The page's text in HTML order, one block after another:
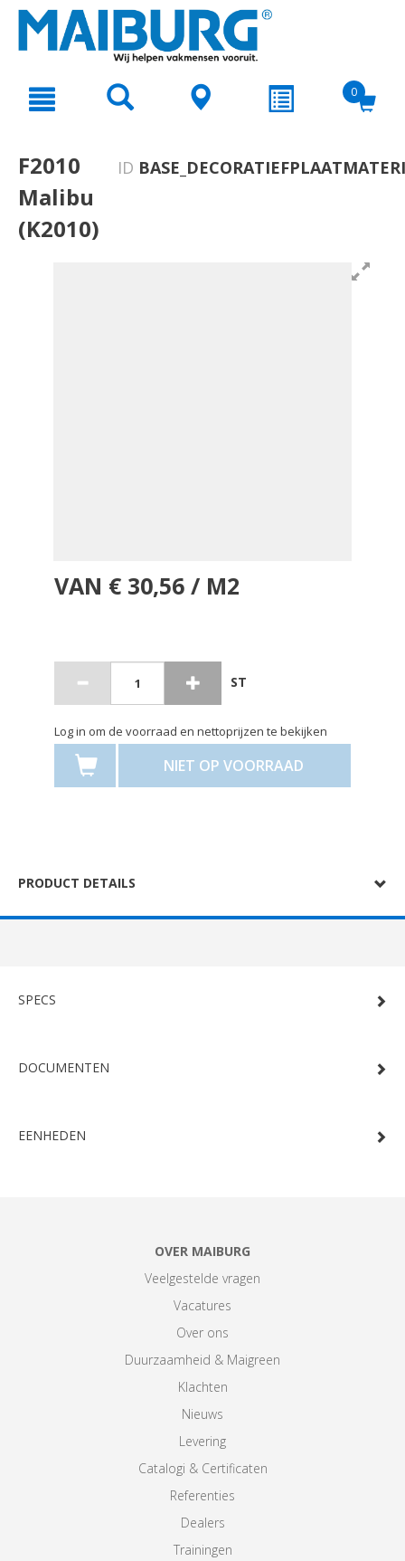
text.skipToNavigation
0
F2010
Malibu
(K2010)
ID
VAN € 30,56 / M2
ST
Log in om de voorraad en nettoprijzen te bekijken
NIET OP VOORRAAD
PRODUCT DETAILS
SPECS
DOCUMENTEN
EENHEDEN
OVER MAIBURG
Veelgestelde vragen
Vacatures
Over ons
Duurzaamheid & Maigreen
Klachten
Nieuws
Levering
Catalogi & Certificaten
Referenties
Dealers
Trainingen